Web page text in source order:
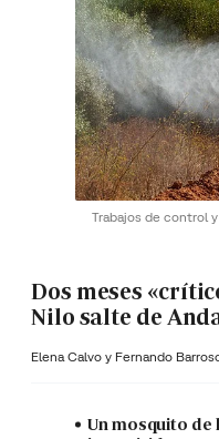
Trabajos de control
Dos meses
Nilo salte de
Elena Calvo y Fernando
Un mosquito